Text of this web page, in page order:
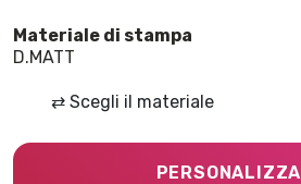
D.MATT
⇄ Scegli il materiale
PERSONALIZZA